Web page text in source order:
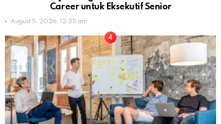
Career untuk Eksekutif Senior
August 5, 2026, 12:35 am